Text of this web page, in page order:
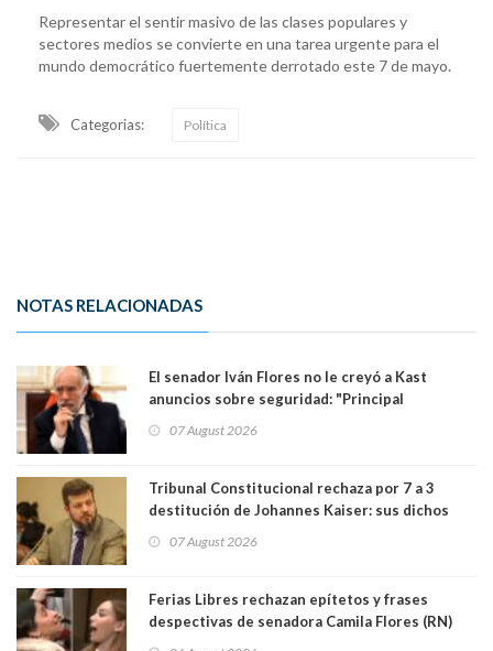
Representar el sentir masivo de las clases populares y
sectores medios se convierte en una tarea urgente para el
mundo democrático fuertemente derrotado este 7 de mayo.
Categorias: Política
NOTAS RELACIONADAS
El senador Iván Flores no le creyó a Kast
anuncios sobre seguridad: "Principal
perseguir ruta del dinero y levantar secreto
07 August 2026
Tribunal Constitucional rechaza por 7 a 3
destitución de Johannes Kaiser: sus dichos
justicia constitucional porque no es diputado
07 August 2026
Ferias Libres rechazan epítetos y frases
despectivas de senadora Camila Flores (RN)